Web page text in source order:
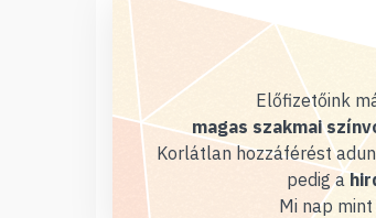
Előfizetőink
magas szakmai
Korlátlan hozzáférést
pedig a
Mi nap